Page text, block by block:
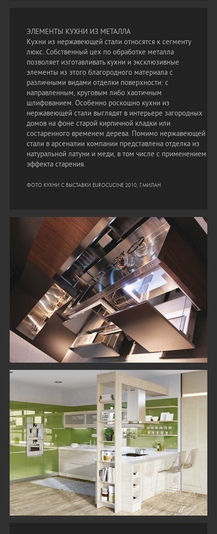
ЭЛЕМЕНТЫ КУХНИ ИЗ МЕТАЛЛА
Кухни из нержавеющей стали относятся к сегменту
люкс. Собственный цех по обработке металла
позволяет изготавливать кухни и эксклюзивные
элементы из этого благородного материала с
различными видами отделки поверхности: с
направленным, круговым либо хаотичным
шлифованием. Особенно роскошно кухни из
нержавеющей стали выглядят в интерьере загородных
домов на фоне старой кирпичной кладки или
состаренного временем дерева. Помимо нержавеющей
стали в арсеналии компании представлена отделка из
натуральной латуни и меди, в том числе с применением
эффекта старения.
ФОТО КУХНИ С ВЫСТАВКИ EUROCUCINE 2010, Г.МИЛАН